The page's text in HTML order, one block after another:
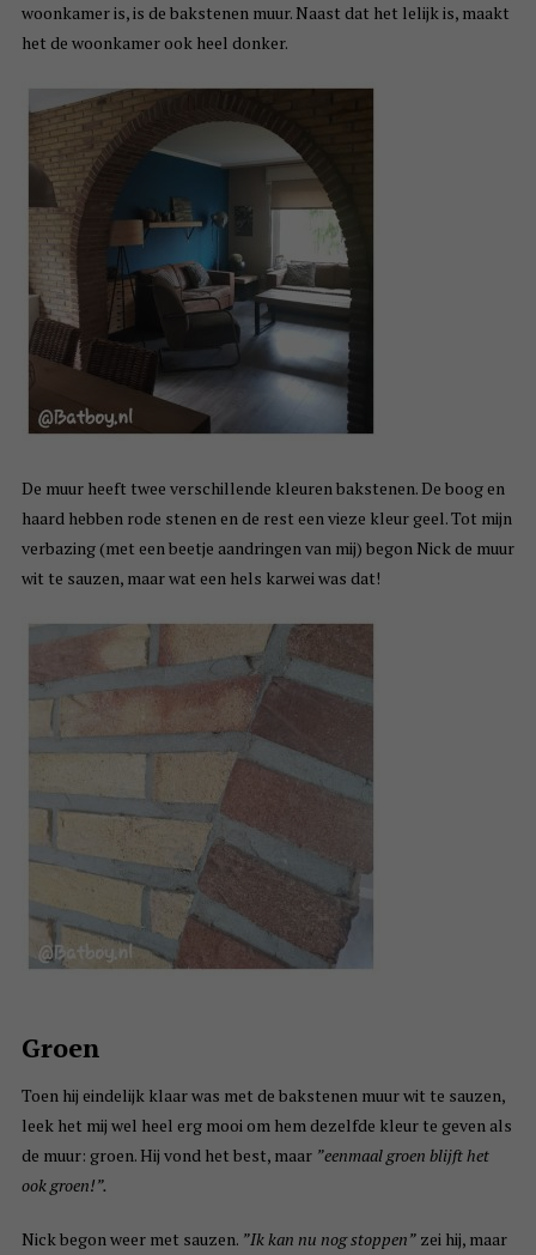
woonkamer is, is de bakstenen muur. Naast dat het lelijk is, maakt
het de woonkamer ook heel donker.
De muur heeft twee verschillende kleuren bakstenen. De boog en
haard hebben rode stenen en de rest een vieze kleur geel. Tot mijn
verbazing (met een beetje aandringen van mij) begon Nick de muur
wit te sauzen, maar wat een hels karwei was dat!
Groen
Toen hij eindelijk klaar was met de bakstenen muur wit te sauzen,
leek het mij wel heel erg mooi om hem dezelfde kleur te geven als
de muur: groen. Hij vond het best, maar ”eenmaal groen blijft het
ook groen!”.
Nick begon weer met sauzen. ”Ik kan nu nog stoppen”zei hij, maar